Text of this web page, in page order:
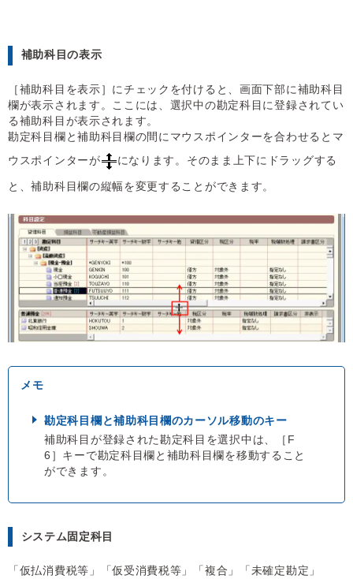
補助科目の表示
［補助科目を表示］にチェックを付けると、画面下部に補助科目
欄が表示されます。ここには、選択中の勘定科目に登録されてい
る補助科目が表示されます。
勘定科目欄と補助科目欄の間にマウスポインターを合わせるとマ
ウスポインターが
になります。そのまま上下にドラッグする
と、補助科目欄の縦幅を変更することができます。
勘定科目欄と補助科目欄のカーソル移動のキー
補助科目が登録された勘定科目を選択中は、［F
6］キーで勘定科目欄と補助科目欄を移動すること
ができます。
システム固定科目
「仮払消費税等」「仮受消費税等」「複合」「未確定勘定」